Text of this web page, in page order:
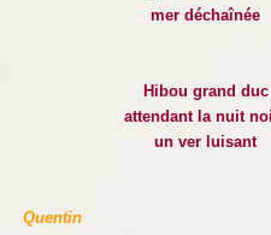
mer déchaînée
Hibou grand duc
attendant la nuit
un ver luisant
Quentin